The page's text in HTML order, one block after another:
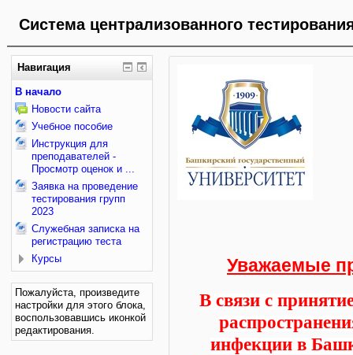
Система централизованного
Уважаемые
В связи с
инфекции в
Навигация
В начало
Новости сайта
Учебное пособие
Инструкция для
преподавателей -
Просмотр оценок и ...
Заявка на проведение
тестирования групп
2023
Служебная записка на
регистрацию теста
Курсы
Пожалуйста, произведите
настройки для этого блока,
воспользовавшись иконкой
редактирования.